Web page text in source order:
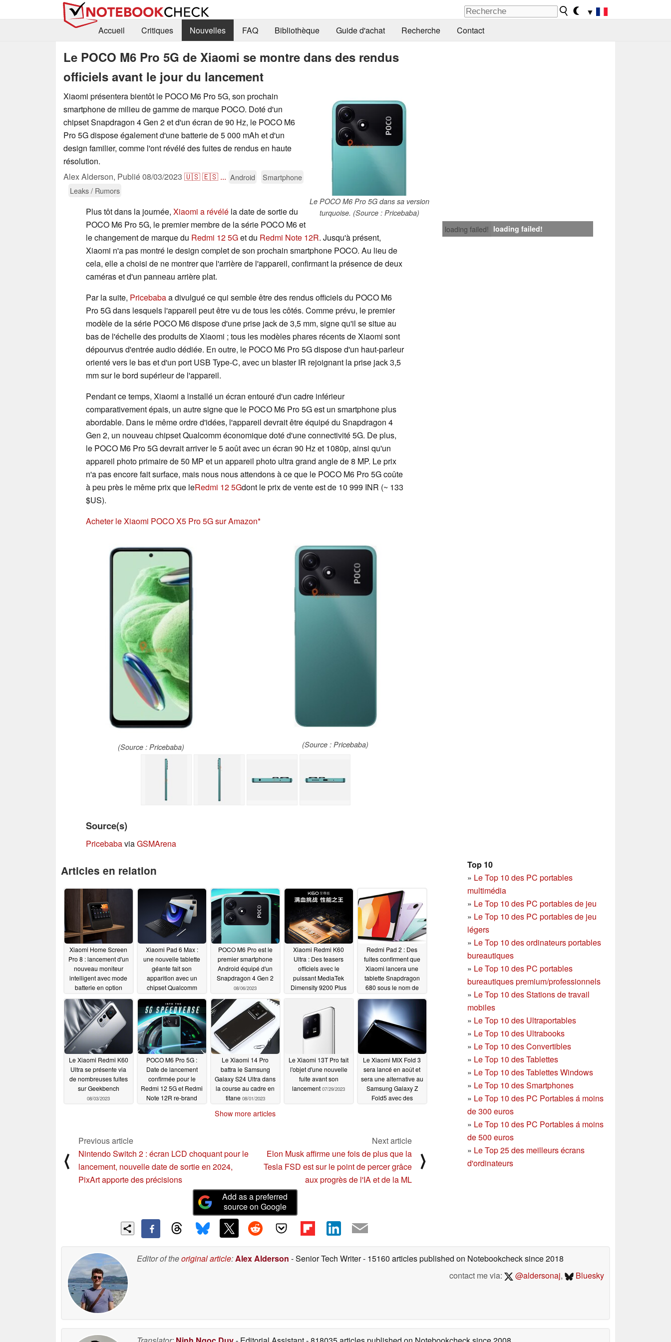
▼
Accueil
Critiques Nouvelles FAQ Bibliothèque Guide d'achat Recherche Contact
Le POCO M6 Pro 5G de Xiaomi se montre dans des rendus
officiels avant le jour du lancement
Le POCO M6 Pro 5G dans sa version
turquoise. (Source : Pricebaba)
Xiaomi présentera bientôt le POCO M6 Pro 5G, son prochain
smartphone de milieu de gamme de marque POCO. Doté d'un
chipset Snapdragon 4 Gen 2 et d'un écran de 90 Hz, le POCO M6
Pro 5G dispose également d'une batterie de 5 000 mAh et d'un
design familier, comme l'ont révélé des fuites de rendus en haute
résolution.
Alex Alderson, Publié08/03/2023 🇺🇸🇪🇸 ... Android
Smartphone
Leaks / Rumors
loading failed! loading failed!
Plus tôt dans la journée, Xiaomi a révélé la date de sortie du
POCO M6 Pro 5G, le premier membre de la série POCO M6 et
le changement de marque du Redmi 12 5Get du Redmi Note 12R. Jusqu'à présent,
Xiaomi n'a pas montré le design complet de son prochain smartphone POCO. Au lieu de
cela, elle a choisi de ne montrer que l'arrière de l'appareil, confirmant la présence de deux
caméras et d'un panneau arrière plat.
Par la suite, Pricebabaa divulgué ce qui semble être des rendus officiels du POCO M6
Pro 5G dans lesquels l'appareil peut être vu de tous les côtés. Comme prévu, le premier
modèle de la série POCO M6 dispose d'une prise jack de 3,5 mm, signe qu'il se situe au
bas de l'échelle des produits de Xiaomi ; tous les modèles phares récents de Xiaomi sont
dépourvus d'entrée audio dédiée. En outre, le POCO M6 Pro 5G dispose d'un haut-parleur
orienté vers le bas et d'un port USB Type-C, avec un blaster IR rejoignant la prise jack 3,5
mm sur le bord supérieur de l'appareil.
Pendant ce temps, Xiaomi a installé un écran entouré d'un cadre inférieur
comparativement épais, un autre signe que le POCO M6 Pro 5G est un smartphone plus
abordable. Dans le même ordre d'idées, l'appareil devrait être équipé du Snapdragon 4
Gen 2, un nouveau chipset Qualcomm économique doté d'une connectivité 5G. De plus,
le POCO M6 Pro 5G devrait arriver le 5 août avec un écran 90 Hz et 1080p, ainsi qu'un
appareil photo primaire de 50 MP et un appareil photo ultra grand angle de 8 MP. Le prix
n'a pas encore fait surface, mais nous nous attendons à ce que le POCO M6 Pro 5G coûte
à peu près le même prix que leRedmi 12 5Gdont le prix de vente est de 10 999 INR (~ 133
$US).
Acheter le Xiaomi POCO X5 Pro 5G sur Amazon
(Source : Pricebaba) (Source : Pricebaba)
Source(s)
PricebabaviaGSMArena
Top 10
» Le Top 10 des PC portables
multimédia
» Le Top 10 des PC portables de jeu
» Le Top 10 des PC portables de jeu
légers
» Le Top 10 des ordinateurs portables
bureautiques
» Le Top 10 des PC portables
bureautiques premium/professionnels
» Le Top 10 des Stations de travail
mobiles
» Le Top 10 des Ultraportables
» Le Top 10 des Ultrabooks
» Le Top 10 des Convertibles
» Le Top 10 des Tablettes
» Le Top 10 des Tablettes Windows
» Le Top 10 des Smartphones
» Le Top 10 des PC Portables á moins
de 300 euros
» Le Top 10 des PC Portables á moins
de 500 euros
» Le Top 25 des meilleurs écrans
d'ordinateurs
Articles en relation
Xiaomi Home Screen
Pro 8 : lancement d'un
nouveau moniteur
intelligent avec mode
batterie en option
08/09/2023
Xiaomi Pad 6 Max :
une nouvelle tablette
géante fait son
apparition avec un
chipset Qualcomm
de RAM08/09/2023
POCO M6 Pro est le
premier smartphone
Android équipé d'un
Snapdragon 4 Gen 2
08/06/2023
Xiaomi Redmi K60
Ultra : Des teasers
officiels avec le
puissant MediaTek
Dimensity 9200 Plus
08/03/2023
Redmi Pad 2 : Des
fuites confirment que
Xiaomi lancera une
tablette Snapdragon
680 sous le nom de
08/03/2023
Le Xiaomi Redmi K60
Ultra se présente via
de nombreuses fuites
sur Geekbench
08/03/2023
POCO M6 Pro 5G :
Date de lancement
confirmée pour le
Redmi 12 5G et Redmi
Note 12R re-brand
Le Xiaomi 14 Pro
battra le Samsung
Galaxy S24 Ultra dans
la course au cadre en
titane 08/01/2023
Le Xiaomi 13T Pro fait
l'objet d'une nouvelle
fuite avant son
lancement 07/29/2023
Le Xiaomi MIX Fold 3
sera lancé en août et
sera une alternative au
Samsung Galaxy Z
Fold5 avec des
Show more articles
⟨
Previous article
Nintendo Switch 2 : écran LCD choquant pour le
lancement, nouvelle date de sortie en 2024,
PixArt apporte des précisions
Next article
Elon Musk affirme une fois de plus que la
Tesla FSD est sur le point de percer grâce
aux progrès de l'IA et de la ML
⟩
Add as a preferred
source on Google
Editor of theoriginal article:Alex Alderson - Senior Tech Writer- 15160 articles published on Notebookchecksince 2018
contact me via:
@aldersonaj, Bluesky